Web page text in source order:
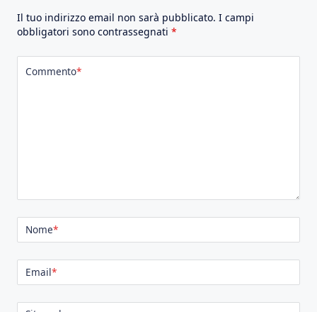
Il tuo indirizzo email non sarà pubblicato. I campi
obbligatori sono contrassegnati *
Commento*
Nome*
Email*